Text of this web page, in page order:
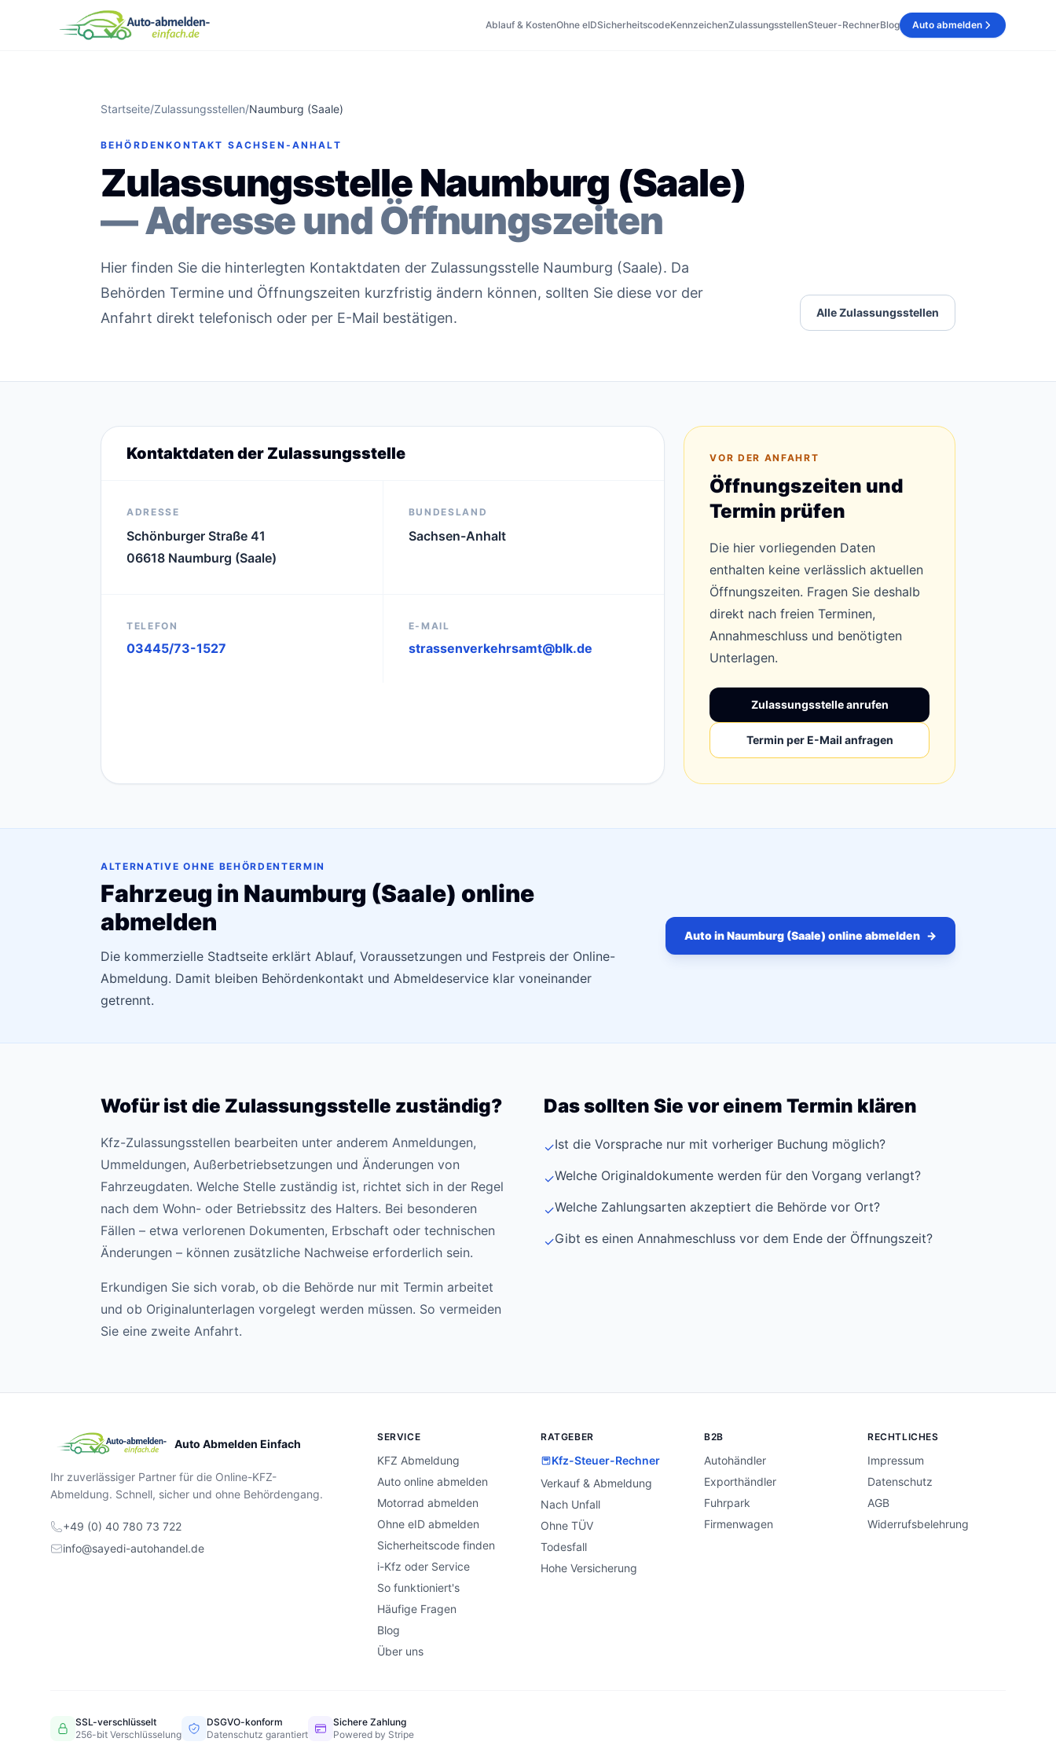
Ablauf & KostenOhne eIDSicherheitscodeKennzeichenZulassungsstellenSteuer-RechnerBlog Auto abmelden
Startseite/Zulassungsstellen/Naumburg (Saale)
BEHÖRDENKONTAKT SACHSEN-ANHALT
Zulassungsstelle Naumburg (Saale)
— Adresse und Öffnungszeiten
Hier finden Sie die hinterlegten Kontaktdaten der Zulassungsstelle Naumburg (Saale). Da
Behörden Termine und Öffnungszeiten kurzfristig ändern können, sollten Sie diese vor der
Anfahrt direkt telefonisch oder per E-Mail bestätigen.
Alle Zulassungsstellen
Kontaktdaten der Zulassungsstelle
ADRESSE
Schönburger Straße 41
06618 Naumburg (Saale)
BUNDESLAND
Sachsen-Anhalt
TELEFON
03445/73-1527
E-MAIL
strassenverkehrsamt@blk.de
VOR DER ANFAHRT
Öffnungszeiten und
Termin prüfen
Die hier vorliegenden Daten
enthalten keine verlässlich aktuellen
Öffnungszeiten. Fragen Sie deshalb
direkt nach freien Terminen,
Annahmeschluss und benötigten
Unterlagen.
Zulassungsstelle anrufen
Termin per E-Mail anfragen
ALTERNATIVE OHNE BEHÖRDENTERMIN
Fahrzeug in Naumburg (Saale) online
abmelden
Die kommerzielle Stadtseite erklärt Ablauf, Voraussetzungen und Festpreis der Online-
Abmeldung. Damit bleiben Behördenkontakt und Abmeldeservice klar voneinander
getrennt.
Auto in Naumburg (Saale) online abmelden →
Wofür ist die Zulassungsstelle zuständig?
Kfz-Zulassungsstellen bearbeiten unter anderem Anmeldungen,
Ummeldungen, Außerbetriebsetzungen und Änderungen von
Fahrzeugdaten. Welche Stelle zuständig ist, richtet sich in der Regel
nach dem Wohn- oder Betriebssitz des Halters. Bei besonderen
Fällen – etwa verlorenen Dokumenten, Erbschaft oder technischen
Änderungen – können zusätzliche Nachweise erforderlich sein.
Erkundigen Sie sich vorab, ob die Behörde nur mit Termin arbeitet
und ob Originalunterlagen vorgelegt werden müssen. So vermeiden
Sie eine zweite Anfahrt.
Das sollten Sie vor einem Termin klären
✓Ist die Vorsprache nur mit vorheriger Buchung möglich?
✓Welche Originaldokumente werden für den Vorgang verlangt?
✓Welche Zahlungsarten akzeptiert die Behörde vor Ort?
✓Gibt es einen Annahmeschluss vor dem Ende der Öffnungszeit?
Auto Abmelden Einfach
Ihr zuverlässiger Partner für die Online-KFZ-
Abmeldung. Schnell, sicher und ohne Behördengang.
+49 (0) 40 780 73 722
info@sayedi-autohandel.de
SERVICE
KFZ Abmeldung
Auto online abmelden
Motorrad abmelden
Ohne eID abmelden
Sicherheitscode finden
i-Kfz oder Service
So funktioniert's
Häufige Fragen
Blog
Über uns
RATGEBER
Kfz-Steuer-Rechner
Verkauf & Abmeldung
Nach Unfall
Ohne TÜV
Todesfall
Hohe Versicherung
B2B
Autohändler
Exporthändler
Fuhrpark
Firmenwagen
RECHTLICHES
Impressum
Datenschutz
AGB
Widerrufsbelehrung
SSL-verschlüsselt
256-bit Verschlüsselung
DSGVO-konform
Datenschutz garantiert
Sichere Zahlung
Powered by Stripe